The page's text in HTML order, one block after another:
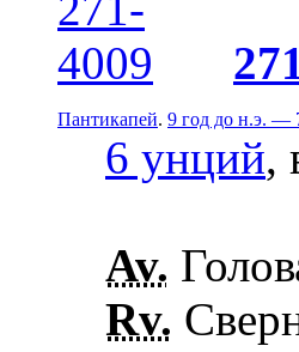
Пантикапей. 9 год до н.э. —
6 унций,
Av.
Rv.